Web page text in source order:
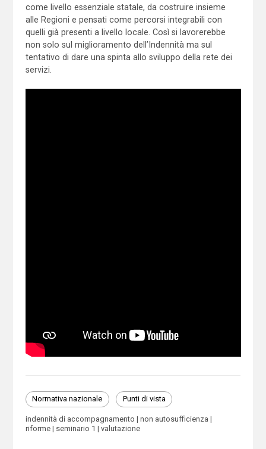
come livello essenziale statale, da costruire insieme
alle Regioni e pensati come percorsi integrabili con
quelli già presenti a livello locale. Così si lavorerebbe
non solo sul miglioramento dell’Indennità ma sul
tentativo di dare una spinta allo sviluppo della rete dei
servizi.
Normativa nazionale Punti di vista
indennità di accompagnamento
non autosufficienza
riforme
seminario 1 valutazione